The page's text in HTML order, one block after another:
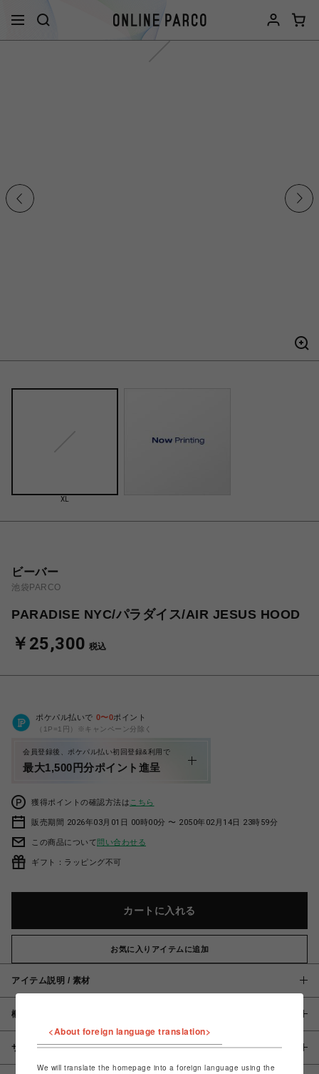
XL
ビーバー
池袋PARCO
PARADISE NYC/パラダイス/AIR JESUS HOOD
￥25,300 税込
ポケパル払いで 0〜0ポイント
（1P=1円）※キャンペーン分除く
会員登録後、ポケパル払い初回登録&利用で
最大1,500円分ポイント進呈
獲得ポイントの確認方法は こちら
販売期間 2026年03月01日 00時00分 〜 2050年02月14日 23時59分
この商品について問い合わせる
ギフト：ラッピング不可
カートに入れる
お気に入りアイテムに追加
アイテム説明 / 素材
概要
サイズ
<About foreign language translation>
We will translate the homepage into a foreign language using the